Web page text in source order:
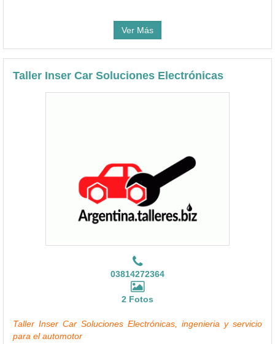
Ver Más
Taller Inser Car Soluciones Electrónicas
03814272364
2 Fotos
Taller Inser Car Soluciones Electrónicas, ingenieria y servicio
para el automotor